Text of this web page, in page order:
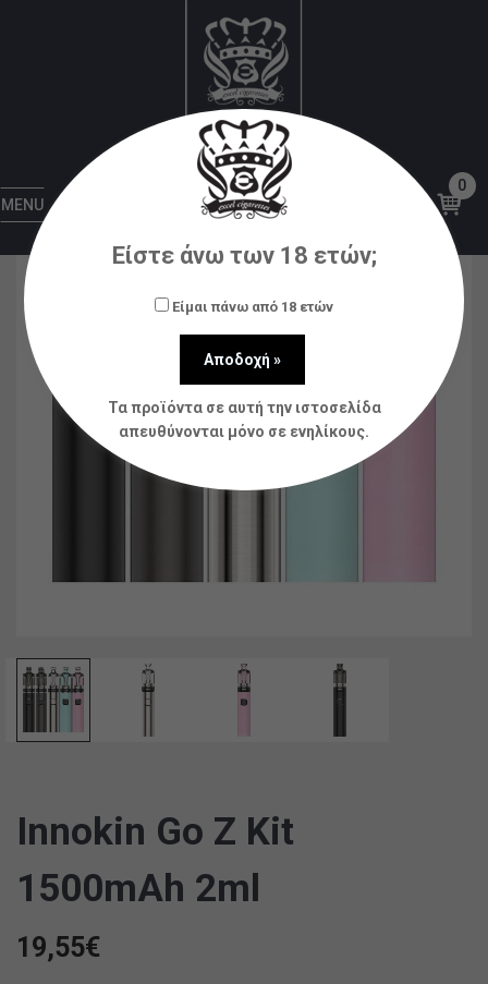
MENU
0
Ηλεκτρονικά Τσιγάρα
Go Z Kit 1500mAh 2ml
Innokin Go Z Kit
1500mAh 2ml
19,55€
Είστε άνω των 18 ετών;
Είμαι πάνω από 18 ετών
Τα προϊόντα σε αυτή την ιστοσελίδα
απευθύνονται μόνο σε ενηλίκους.